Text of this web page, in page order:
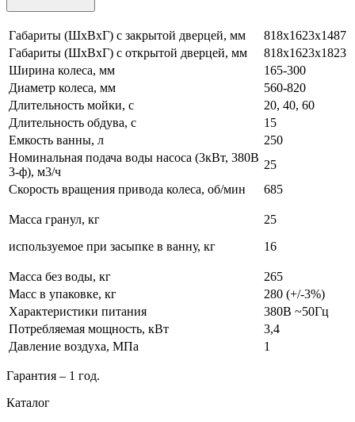
Габариты (ШхВхГ) с закрытой дверцей, мм
818х1623х1487
Габариты (ШхВхГ) с открытой дверцей, мм
818х1623х1823
Ширина колеса, мм
165-300
Диаметр колеса, мм
560-820
Длительность мойки, с
20, 40, 60
Длительность обдува, с
15
Емкость ванны, л
250
Номинальная подача воды насоса (3кВт, 380В
3-ф), м3/ч
25
Скорость вращения привода колеса, об/мин
685
Масса гранул, кг
используемое при засыпке в ванну, кг
25
16
Масса без воды, кг
265
Масс в упаковке, кг
280 (+/-3%)
Характеристики питания
380В ~50Гц
Потребляемая мощность, кВт
3,4
Давление воздуха, МПа
1
Гарантия – 1 год.
Каталог